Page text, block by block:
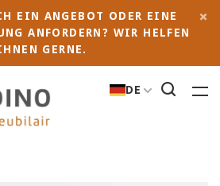
EIN ANGEBOT ODER EINE
ANFORDERN? WIR HELFEN
GERNE.
DE